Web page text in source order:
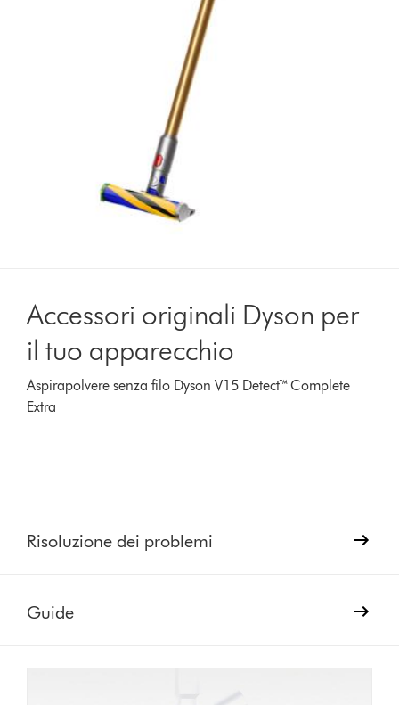
Accessori originali Dyson per
il tuo apparecchio
Aspirapolvere senza filo Dyson V15 Detect™ Complete
Extra
Risoluzione dei problemi
Guide